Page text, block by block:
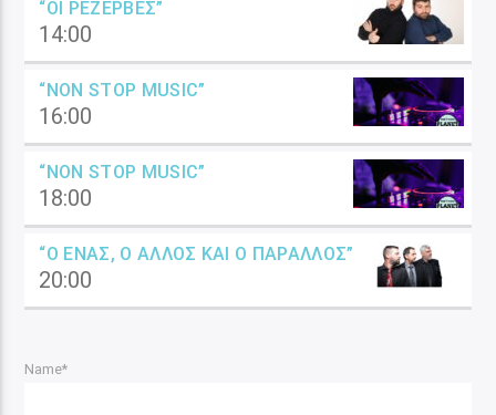
“ΟΙ ΡΕΖΈΡΒΕΣ”
14:00
“NON STOP MUSIC”
16:00
“NON STOP MUSIC”
18:00
“Ο ΈΝΑΣ, Ο ΆΛΛΟΣ ΚΑΙ Ο ΠΑΡΆΛΛΟΣ”
20:00
Name*